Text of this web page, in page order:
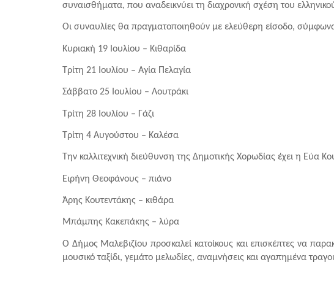
συναισθήματα, που αναδεικνύει τη διαχρονική σχέση του
Οι συναυλίες θα πραγματοποιηθούν με ελεύθερη είσοδο,
Κυριακή 19 Ιουλίου – Κιθαρίδα
Τρίτη 21 Ιουλίου – Αγία Πελαγία
Σάββατο 25 Ιουλίου – Λουτράκι
Τρίτη 28 Ιουλίου – Γάζι
Τρίτη 4 Αυγούστου – Καλέσα
Την καλλιτεχνική διεύθυνση της Δημοτικής Χορωδίας έχει η Εύα
Ειρήνη Θεοφάνους – πιάνο
Άρης Κουτεντάκης – κιθάρα
Μπάμπης Κακεπάκης – λύρα
Ο Δήμος Μαλεβιζίου προσκαλεί κατοίκους και επισκέπτες να
μουσικό ταξίδι, γεμάτο μελωδίες, αναμνήσεις και αγαπημένα